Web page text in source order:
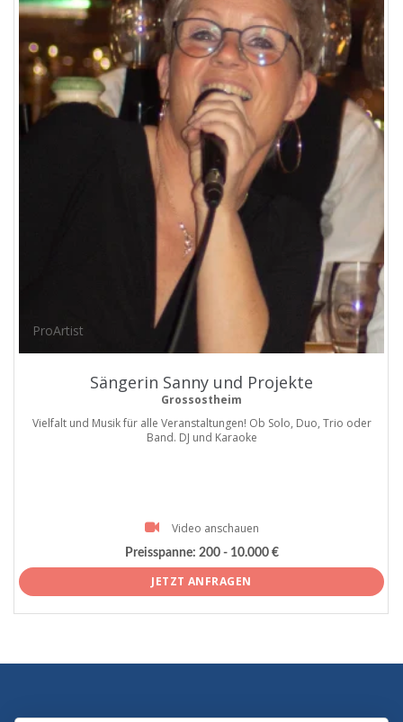
ProArtist
Sängerin Sanny und Projekte
Grossostheim
Vielfalt und Musik für alle Veranstaltungen! Ob Solo, Duo, Trio oder
Band. DJ und Karaoke
Video anschauen
Preisspanne: 200 - 10.000 €
JETZT ANFRAGEN